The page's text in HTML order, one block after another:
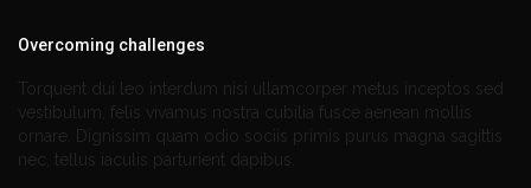
Overcoming challenges
Torquent dui leo interdum nisi ullamcorper metus inceptos sed
vestibulum, felis vivamus nostra cubilia fusce aenean mollis
ornare. Dignissim quam odio sociis primis purus magna sagittis
nec, tellus iaculis parturient dapibus.